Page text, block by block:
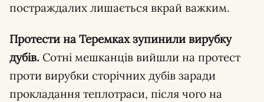
постраждалих лишається вкрай важким.
Протести на Теремках зупинили вирубку
дубів. Сотні мешканців вийшли на протест
проти вирубки сторічних дубів заради
прокладання теплотраси, після чого на